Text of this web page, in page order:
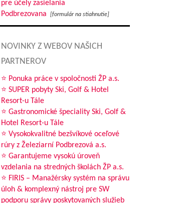
pre účely zasielania
Podbrezovana
[formulár na stiahnutie]
NOVINKY Z WEBOV NAŠICH
PARTNEROV
⭐ Ponuka práce v spoločnosti ŽP a.s.
⭐ SUPER pobyty Ski, Golf & Hotel
Resort-u Tále
⭐ Gastronomické špeciality Ski, Golf &
Hotel Resort-u Tále
⭐ Vysokokvalitné bezšvíkové oceľové
rúry z Železiarní Podbrezová a.s.
⭐ Garantujeme vysokú úroveň
vzdelania na stredných školách ŽP a.s.
⭐ FIRIS – Manažérsky systém na správu
úloh & komplexný nástroj pre SW
podporu správy poskytovaných služieb